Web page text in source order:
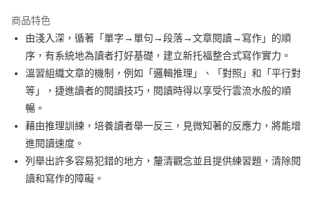
街口支付
悠遊付
ATM付款
運送方式
宅配
每筆NT$80，滿NT$800(含以上)免運費
商品特色
由淺入深，循著「單字→單句→段落→文章閱讀→寫作」的順
序，有系統地為讀者打好基礎，建立新托福整合式寫作實力。
溫習組織文章的機制，例如「邏輯推理」、「對照」和「平行對
等」，捷進讀者的閱讀技巧，閱讀時得以享受行雲流水般的順
暢。
藉由推理訓練，培養讀者舉一反三，見微知著的反應力，將能增
進閱讀速度。
列舉出許多容易犯錯的地方，釐清觀念並且提供練習題，清除閱
讀和寫作的障礙。